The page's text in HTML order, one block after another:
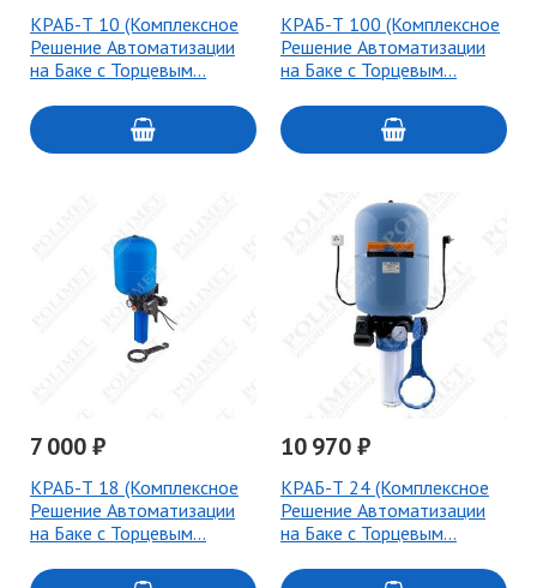
КРАБ-Т 10 (Комплексное
Решение Автоматизации
на Баке с Торцевым…
КРАБ-Т 100 (Комплексное
Решение Автоматизации
на Баке с Торцевым…
7 000 ₽
КРАБ-Т 18 (Комплексное
Решение Автоматизации
на Баке с Торцевым…
10 970 ₽
КРАБ-Т 24 (Комплексное
Решение Автоматизации
на Баке с Торцевым…